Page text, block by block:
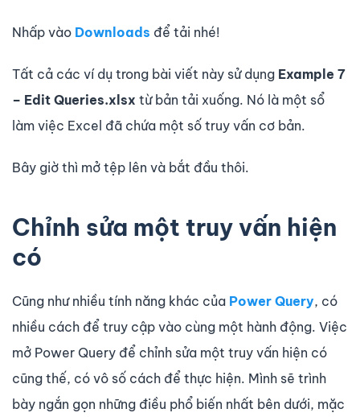
Nhấp vào Downloads để tải nhé!
Tất cả các ví dụ trong bài viết này sử dụng Example 7
– Edit Queries.xlsx từ bản tải xuống. Nó là một sổ
làm việc Excel đã chứa một số truy vấn cơ bản.
Bây giờ thì mở tệp lên và bắt đầu thôi.
Chỉnh sửa một truy vấn hiện
có
Cũng như nhiều tính năng khác của Power Query, có
nhiều cách để truy cập vào cùng một hành động. Việc
mở Power Query để chỉnh sửa một truy vấn hiện có
cũng thế, có vô số cách để thực hiện. Mình sẽ trình
bày ngắn gọn những điều phổ biến nhất bên dưới, mặc